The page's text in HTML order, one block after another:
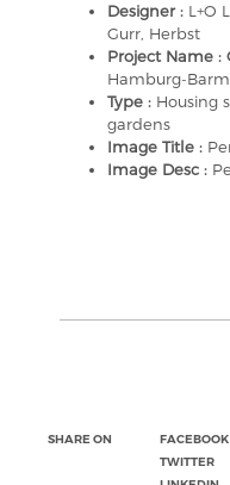
Designer : L+O
Gurr, Herbst
Project Name :
Hamburg-
Type : Housing
gardens
Image Title :
Image Desc :
SHARE ON
FACEBOOK
TWITTER